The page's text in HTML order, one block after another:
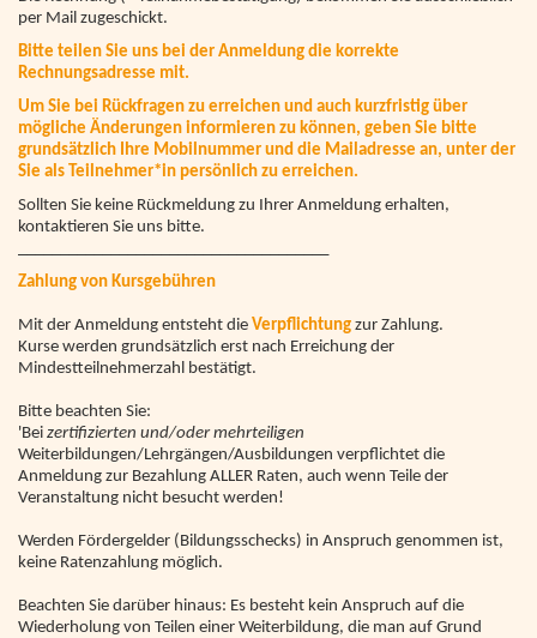
per Mail zugeschickt.
Bitte teilen Sie uns bei der Anmeldung die korrekte
Rechnungsadresse mit.
Um Sie bei Rückfragen zu erreichen und auch kurzfristig über
mögliche Änderungen informieren zu können, geben Sie bitte
grundsätzlich Ihre Mobilnummer und die Mailadresse an, unter der
Sie als Teilnehmer*in persönlich zu erreichen.
Sollten Sie keine Rückmeldung zu Ihrer Anmeldung erhalten,
kontaktieren Sie uns bitte.
Zahlung von Kursgebühren
Mit der Anmeldung entsteht die Verpflichtung zur Zahlung.
Kurse werden grundsätzlich erst nach Erreichung der
Mindestteilnehmerzahl bestätigt.
Bitte beachten Sie:
'Bei zertifizierten und/oder mehrteiligen
Weiterbildungen/Lehrgängen/Ausbildungen verpflichtet die
Anmeldung zur Bezahlung ALLER Raten, auch wenn Teile der
Veranstaltung nicht besucht werden!
Werden Fördergelder (Bildungsschecks) in Anspruch genommen ist,
keine Ratenzahlung möglich.
Beachten Sie darüber hinaus: Es besteht kein Anspruch auf die
Wiederholung von Teilen einer Weiterbildung, die man auf Grund